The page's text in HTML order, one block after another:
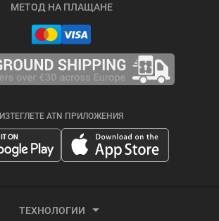
МЕТОД НА ПЛАЩАНЕ
ИЗТЕГЛЕТЕ ATN ПРИЛОЖЕНИЯ
ТЕХНОЛОГИИ